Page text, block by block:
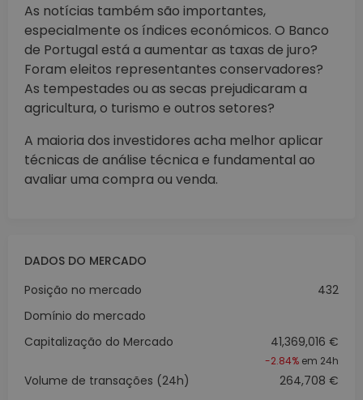
As notícias também são importantes,
especialmente os índices económicos. O Banco
de Portugal está a aumentar as taxas de juro?
Foram eleitos representantes conservadores?
As tempestades ou as secas prejudicaram a
agricultura, o turismo e outros setores?
A maioria dos investidores acha melhor aplicar
técnicas de análise técnica e fundamental ao
avaliar uma compra ou venda.
DADOS DO MERCADO
Posição no mercado
432
Domínio do mercado
Capitalização do Mercado
41,369,016 €
-2.84% em 24h
Volume de transações (24h) 264,708 €